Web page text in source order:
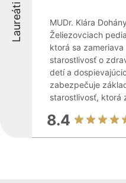
Laureáti
MUDr. Klára
Želiezovciach
ktorá sa
starostlivosť o
detí a
zabezpečuje
starostlivosť, ktorá
8.4